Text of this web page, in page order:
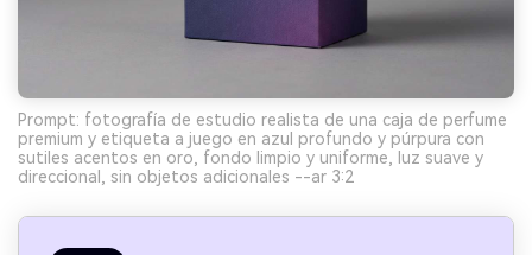
Prompt: fotografía de estudio realista de una caja de perfume
premium y etiqueta a juego en azul profundo y púrpura con
sutiles acentos en oro, fondo limpio y uniforme, luz suave y
direccional, sin objetos adicionales --ar 3:2